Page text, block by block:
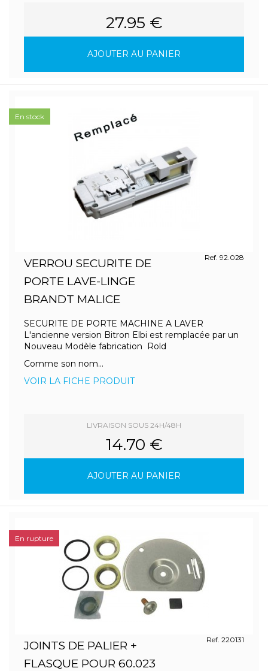
27.95 €
AJOUTER AU PANIER
VERROU SECURITE DE
PORTE LAVE-LINGE
BRANDT MALICE
Ref. 92.028
SECURITE DE PORTE MACHINE A LAVER
L'ancienne version Bitron Elbi est remplacée par un
Nouveau Modèle fabrication Rold
Comme son nom...
VOIR LA FICHE PRODUIT
LIVRAISON SOUS 24H/48H
14.70 €
AJOUTER AU PANIER
En stock
JOINTS DE PALIER +
FLASQUE POUR 60.023
Ref. 220131
En rupture